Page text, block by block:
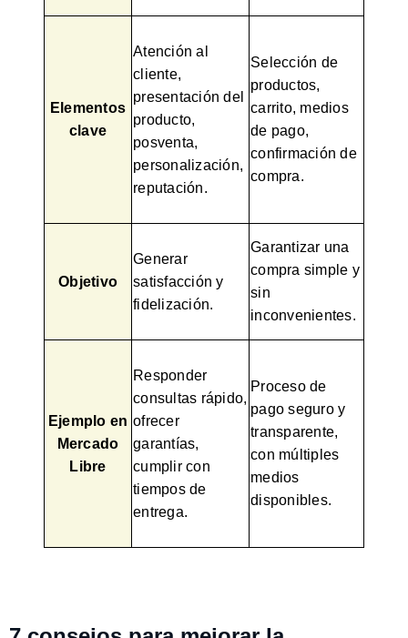
Elementos
clave
Atención al
cliente,
presentación del
producto,
posventa,
personalización,
reputación.
Selección de
productos,
carrito, medios
de pago,
confirmación de
compra.
Objetivo
Generar
satisfacción y
fidelización.
Garantizar una
compra simple y
sin
inconvenientes.
Ejemplo en
Mercado
Libre
Responder
consultas rápido,
ofrecer
garantías,
cumplir con
tiempos de
entrega.
Proceso de
pago seguro y
transparente,
con múltiples
medios
disponibles.